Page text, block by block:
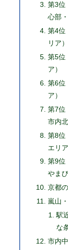
第3位
心部
第4位
リア）
第5位
ア）
第6位
ア）
第7位
市内
第8位
エリア
第9位
やま
京都
嵐山
駅
な
市内